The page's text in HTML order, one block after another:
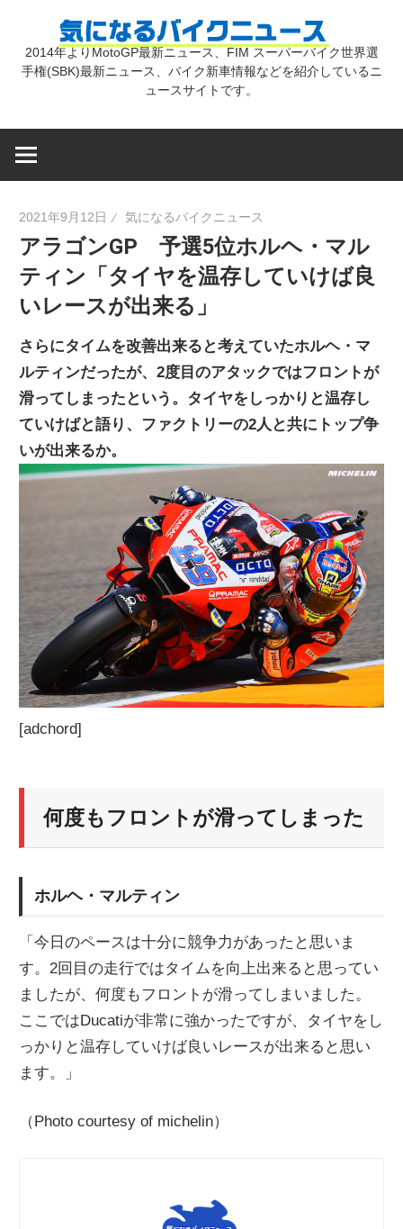
気
バ
ク
ニ
ー
ス
2014年よりMotoGP最新ニュース、FIM スーパーバイク世界選
手権(SBK)最新ニュース、バイク新車情報などを紹介しているニ
ュースサイトです。
2021年9月12日 気になるバイクニュース
アラゴンGP 予選5位ホルヘ・マル
ティン「タイヤを温存していけば良
いレースが出来る」
さらにタイムを改善出来ると考えていたホルヘ・マ
ルティンだったが、2度目のアタックではフロントが
滑ってしまったという。タイヤをしっかりと温存し
ていけばと語り、ファクトリーの2人と共にトップ争
いが出来るか。
[adchord]
何度もフロントが滑ってしまった
ホルヘ・マルティン
「今日のペースは十分に競争力があったと思いま
す。2回目の走行ではタイムを向上出来ると思ってい
ましたが、何度もフロントが滑ってしまいました。
ここではDucatiが非常に強かったですが、タイヤをし
っかりと温存していけば良いレースが出来ると思い
ます。」
（Photo courtesy of michelin）